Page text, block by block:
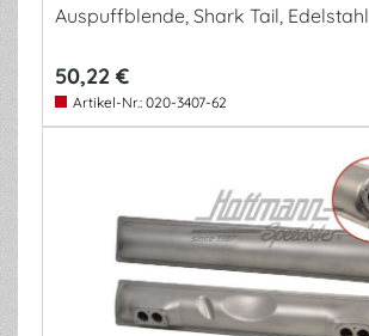
Auspuffblende, Shark Tail, Edelstahl
50,22 €
Artikel-Nr.: 020-3407-62